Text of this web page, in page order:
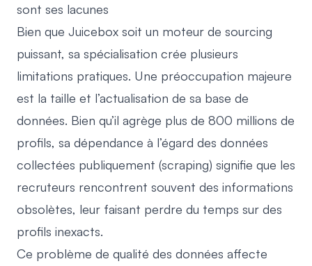
sont ses lacunes
Bien que Juicebox soit un moteur de sourcing
puissant, sa spécialisation crée plusieurs
limitations pratiques. Une préoccupation majeure
est la taille et l’actualisation de sa base de
données. Bien qu’il agrège plus de 800 millions de
profils, sa dépendance à l’égard des données
collectées publiquement (scraping) signifie que les
recruteurs rencontrent souvent des informations
obsolètes, leur faisant perdre du temps sur des
profils inexacts.
Ce problème de qualité des données affecte